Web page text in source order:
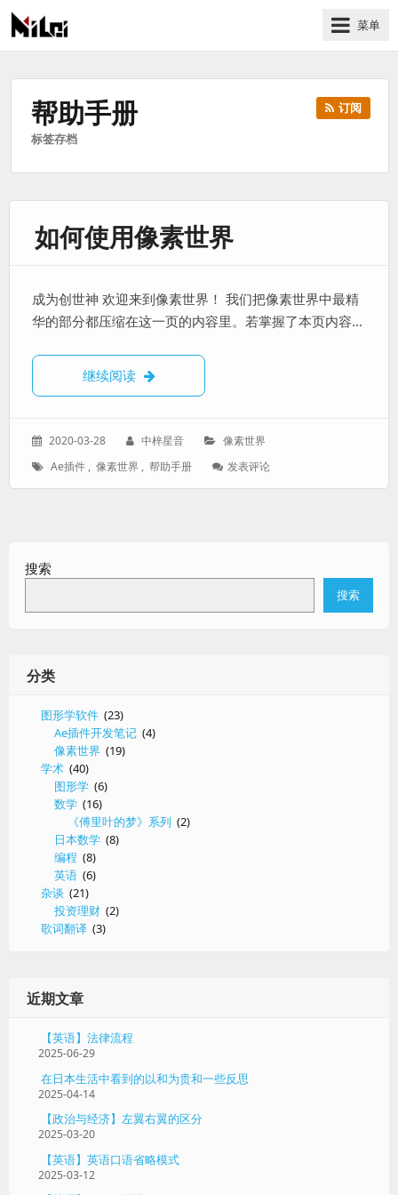
有
技
菜单
帮助手册
标签存档
订阅
如何使用像素世界
成为创世神 欢迎来到像素世界！ 我们把像素世界中最精
华的部分都压缩在这一页的内容里。若掌握了本页内容…
继续阅读 如何使用像素世界
发
于：
2020-03-28
作
中梓星音
分
像素世界
标
Ae插件 , 像素世界 , 帮助手册 发表评论: 如
界
搜索
搜索
分类
图形学软件 (23)
Ae插件开发笔记 (4)
像素世界 (19)
学术 (40)
图形学 (6)
数学 (16)
《傅里叶的梦》系列 (2)
日本数学 (8)
编程 (8)
英语 (6)
杂谈 (21)
投资理财 (2)
歌词翻译 (3)
近期文章
【英语】法律流程
2025-06-29
在日本生活中看到的以和为贵和一些反思
2025-04-14
【政治与经济】左翼右翼的区分
2025-03-20
【英语】英语口语省略模式
2025-03-12